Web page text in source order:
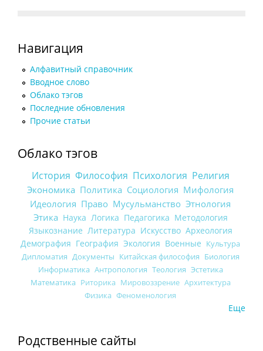
Навигация
Алфавитный справочник
Вводное слово
Облако тэгов
Последние обновления
Прочие статьи
Облако тэгов
История Философия Психология Религия
Экономика Политика Социология Мифология
Идеология Право Мусульманство Этнология
Этика Наука Логика Педагогика Методология
Языкознание Литература Искусство Археология
Демография География Экология Военные Культура
Дипломатия Документы Китайская философия Биология
Информатика Антропология Теология Эстетика
Математика Риторика Мировоззрение Архитектура
Физика Феноменология
Еще
Родственные сайты